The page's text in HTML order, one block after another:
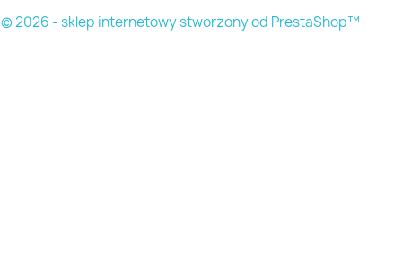
© 2026 - sklep internetowy stworzony od PrestaShop™